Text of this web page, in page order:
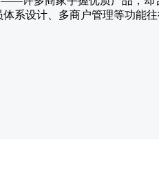
系设计、多商户管理等功能